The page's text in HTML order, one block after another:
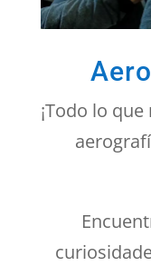
¡Todo lo